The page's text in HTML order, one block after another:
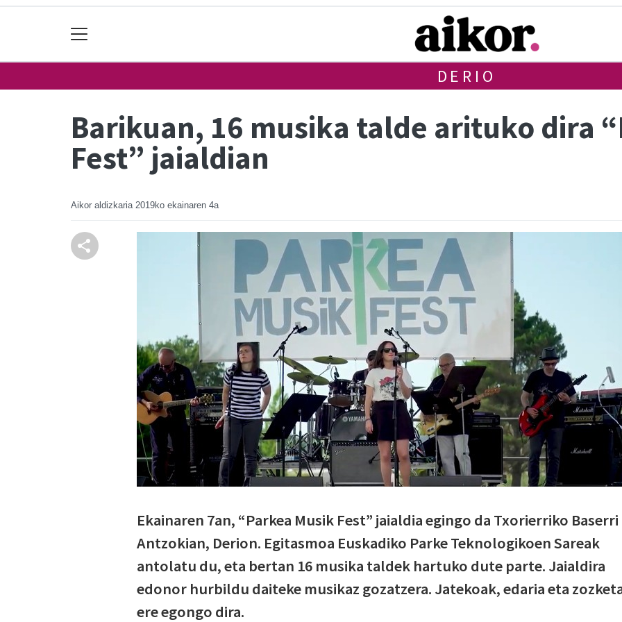
DERIO
Barikuan, 16 musika talde arituko dira
Fest” jaialdian
Aikor aldizkaria 2019ko ekainaren 4a
Ekainaren 7an, “Parkea Musik Fest” jaialdia egingo da Txorierriko Baserri
Antzokian, Derion. Egitasmoa Euskadiko Parke Teknologikoen Sareak
antolatu du, eta bertan 16 musika taldek hartuko dute parte. Jaialdira
edonor hurbildu daiteke musikaz gozatzera. Jatekoak, edaria eta
ere egongo dira.